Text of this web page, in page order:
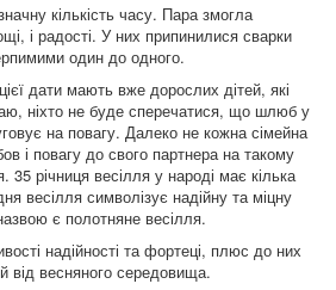
кількість часу. Пара змогла
і радості. У них припинилися сварки
один до одного.
дати мають вже дорослих дітей, які
ніхто не буде сперечатися, що шлюб у
на повагу. Далеко не кожна сімейна
і повагу до свого партнера на такому
35 річниця весілля у народі має кілька
весілля символізує надійну та міцну
є полотняне весілля.
надійності та фортеці, плюс до них
від весняного середовища.